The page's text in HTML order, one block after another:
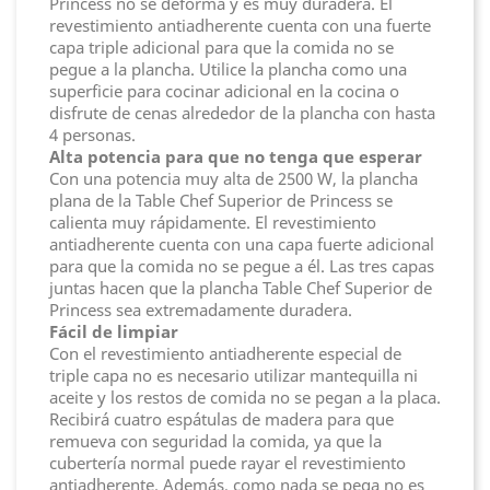
revestimiento antiadherente cuenta con una fuerte
capa triple adicional para que la comida no se
pegue a la plancha. Utilice la plancha como una
superficie para cocinar adicional en la cocina o
disfrute de cenas alrededor de la plancha con hasta
4 personas.
Alta potencia para que no tenga que esperar
Con una potencia muy alta de 2500 W, la plancha
plana de la Table Chef Superior de Princess se
calienta muy rápidamente. El revestimiento
antiadherente cuenta con una capa fuerte adicional
para que la comida no se pegue a él. Las tres capas
juntas hacen que la plancha Table Chef Superior de
Princess sea extremadamente duradera.
Fácil de limpiar
Con el revestimiento antiadherente especial de
triple capa no es necesario utilizar mantequilla ni
aceite y los restos de comida no se pegan a la placa.
Recibirá cuatro espátulas de madera para que
remueva con seguridad la comida, ya que la
cubertería normal puede rayar el revestimiento
antiadherente. Además, como nada se pega no es